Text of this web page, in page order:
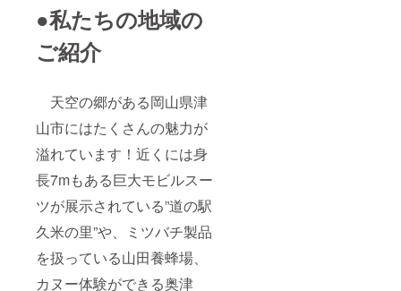
●私たちの地域の
ご紹介
天空の郷がある岡山県津
山市にはたくさんの魅力が
溢れています！近くには身
長7mもある巨大モビルスー
ツが展示されている”道の駅
久米の里”や、ミツバチ製品
を扱っている山田養蜂場、
カヌー体験ができる奥津